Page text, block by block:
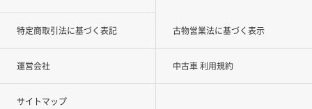
特定商取引法に基づく表記 古物営業法に基づく表示
運営会社 中古車 利用規約
サイトマップ